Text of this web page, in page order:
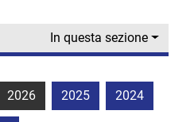
In questa sezione
2026 2025 2024